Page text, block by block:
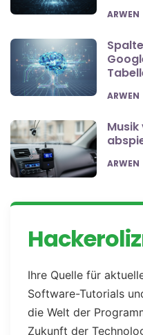
POSTED
ARWEN
POSTED
ARWEN
POSTED
ARWEN
Ihre Quelle für
Software-Tutorials
die Welt der
Zukunft der